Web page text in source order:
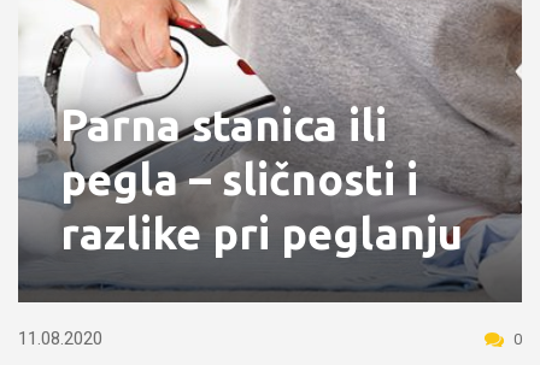
Parna stanica ili
pegla – sličnosti i
razlike pri peglanju
11.08.2020 0